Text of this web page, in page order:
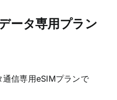
ータ専用プラン
信専用eSIMプランで